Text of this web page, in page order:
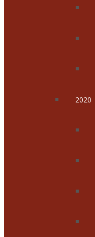
2020